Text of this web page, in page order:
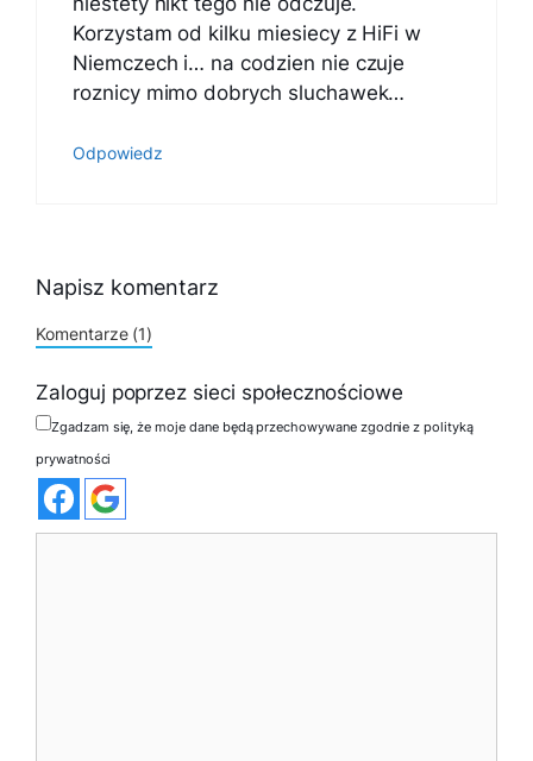
Korzystam od kilku miesiecy z HiFi w
Niemczech i… na codzien nie czuje
roznicy mimo dobrych sluchawek…
Odpowiedz
Napisz komentarz
Komentarze (1)
Zaloguj poprzez sieci społecznościowe
Zgadzam się, że moje dane będą przechowywane zgodnie z polityką
prywatności